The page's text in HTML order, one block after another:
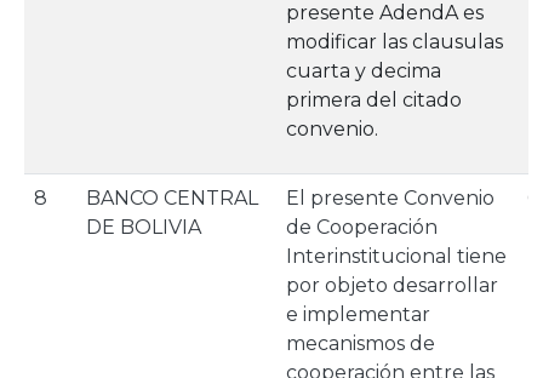
presente AdendA es
modificar las clausulas
cuarta y decima
primera del citado
convenio.
8
BANCO CENTRAL
DE BOLIVIA
El presente Convenio
de Cooperación
Interinstitucional tiene
por objeto desarrollar
e implementar
mecanismos de
cooperación entre las